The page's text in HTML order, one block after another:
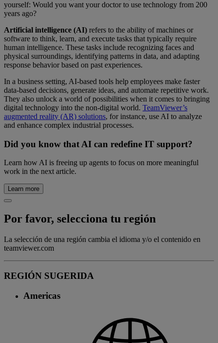
yourself: Would you want your doctor to use technology from 200
years ago?
Artificial intelligence (AI) refers to the ability of machines or
software to think, learn, and execute tasks that typically require
human intelligence. These tasks include recognizing faces and
physical surroundings, identifying patterns in data, and adapting
response behavior based on past experiences.
In a business setting, AI-based tools help employees make faster
data-based decisions, generate ideas, and automate repetitive work.
They also unlock a world of possibilities when it comes to bringing
digital technology into the non-digital world. TeamViewer’s
augmented reality (AR) solutions, for instance, use AI to analyze
and enhance complex industrial processes.
Did you know that AI can redefine IT support?
Learn how AI is freeing up agents to focus on more meaningful
work in the next article.
Learn more
Por favor, selecciona tu región
La selección de una región cambia el idioma y/o el contenido en
teamviewer.com
REGIÓN SUGERIDA
Americas